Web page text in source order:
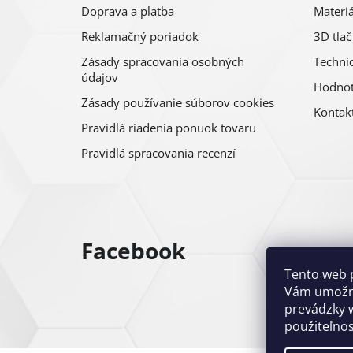
Tento web
Vám
prevádzky
Doprava a platba
Reklamačný poriadok
Zásady spracovania osobných
údajov
Zásady používanie súborov cookies
Pravidlá riadenia ponuok tovaru
Pravidlá spracovania recenzí
3D
Facebook